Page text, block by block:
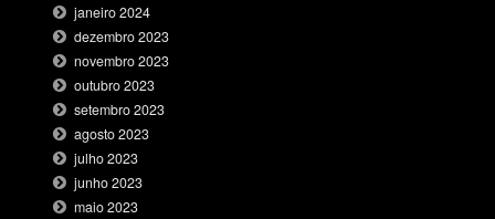
janeiro 2024
dezembro 2023
novembro 2023
outubro 2023
setembro 2023
agosto 2023
julho 2023
junho 2023
maio 2023